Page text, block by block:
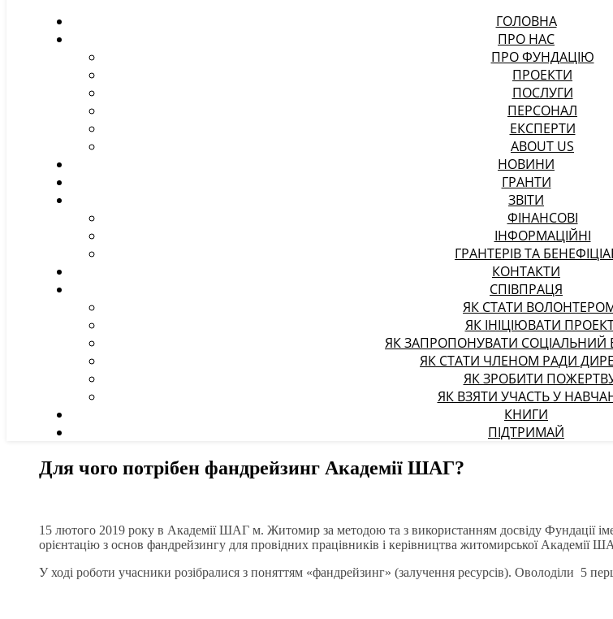
ГОЛОВНА
ПРО НАС
ПРО ФУНДАЦІЮ
ПРОЕКТИ
ПОСЛУГИ
ПЕРСОНАЛ
ЕКСПЕРТИ
ABOUT US
НОВИНИ
ГРАНТИ
ЗВІТИ
ФІНАНСОВІ
ІНФОРМАЦІЙНІ
ГРАНТЕРІВ ТА
КОНТАКТИ
СПІВПРАЦЯ
ЯК СТАТИ
ЯК ІНІЦІЮВАТИ
ЯК ЗАПРОПОНУВАТИ СОЦІАЛЬНИЙ
ЯК СТАТИ ЧЛЕНОМ РАДИ
ЯК ЗРОБИТИ
ЯК ВЗЯТИ УЧАСТЬ У
КНИГИ
ПІДТРИМАЙ
Для чого потрібен фандрейзинг Академії ШАГ?
15 лютого 2019 року в Академії ШАГ м. Житомир за методою та з використанням досвіду Фундації
орієнтацію з основ фандрейзингу для провідних працівників і керівництва житомирської Академії
У ході роботи учасники розібралися з поняттям «фандрейзинг» (залучення ресурсів). Оволоділи 5